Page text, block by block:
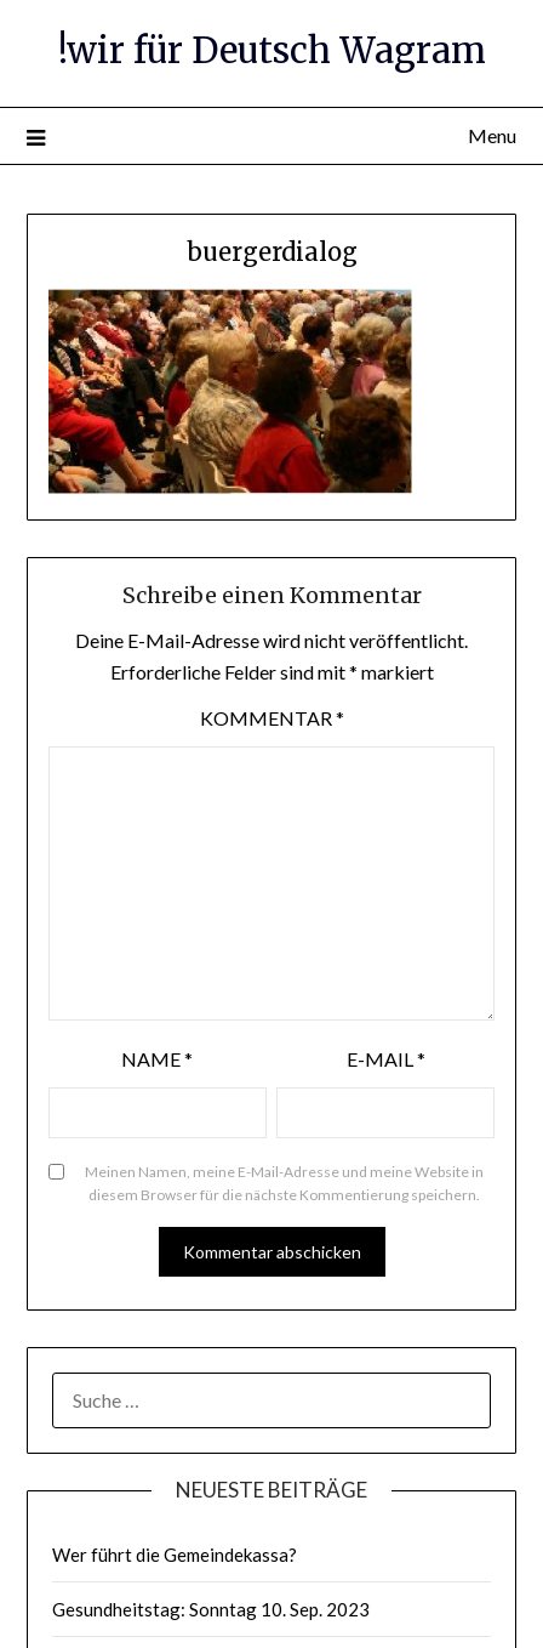
!wir für Deutsch Wagram
Menu
buergerdialog
Schreibe einen Kommentar
Deine E-Mail-Adresse wird nicht veröffentlicht.
Erforderliche Felder sind mit* markiert
KOMMENTAR*
NAME* E-MAIL*
Meinen Namen, meine E-Mail-Adresse und meine Website in
diesem Browser für die nächste Kommentierung speichern.
NACH:
NEUESTE BEITRÄGE
Wer führt die Gemeindekassa?
Gesundheitstag: Sonntag 10. Sep. 2023